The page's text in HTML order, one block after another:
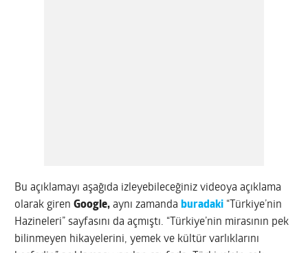
Bu açıklamayı aşağıda izleyebileceğiniz videoya açıklama
olarak girenGoogle, aynı zamandaburadaki “Türkiye’nin
Hazineleri” sayfasını da açmıştı. “Türkiye’nin mirasının pek
bilinmeyen hikayelerini, yemek ve kültür varlıklarını